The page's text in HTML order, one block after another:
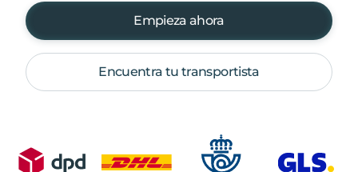
Empieza ahora
Encuentra tu transportista